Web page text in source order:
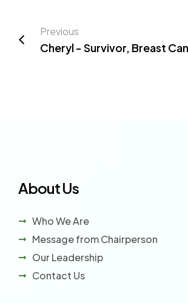
Previous
Cheryl - Survivor, Breast
About Us
Who We Are
Message from Chairperson
Our Leadership
Contact Us